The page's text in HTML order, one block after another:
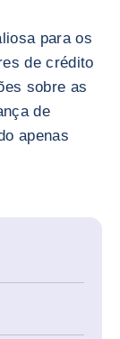
para os
de crédito
sobre as
de
apenas